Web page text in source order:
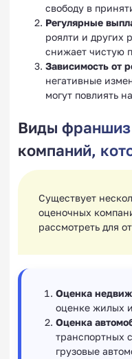
свободу в
Регулярные
роялти и других
снижает чистую
Зависимость от
негативные
могут повлиять
Виды
компаний,
Существует
оценочных
рассмотреть для
Оценка
оценке жилых
Оценка
транспортных
грузовые